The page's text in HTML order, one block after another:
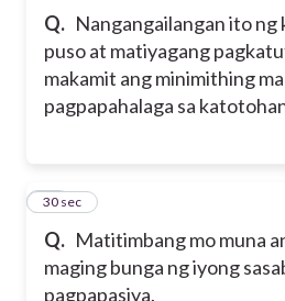
Q. Nangangailangan ito
puso at matiyagang
makamit ang minimithing
pagpapahalaga sa
Q. Matitimbang mo muna
maging bunga ng iyong
pagpapasiya.
36
30 sec